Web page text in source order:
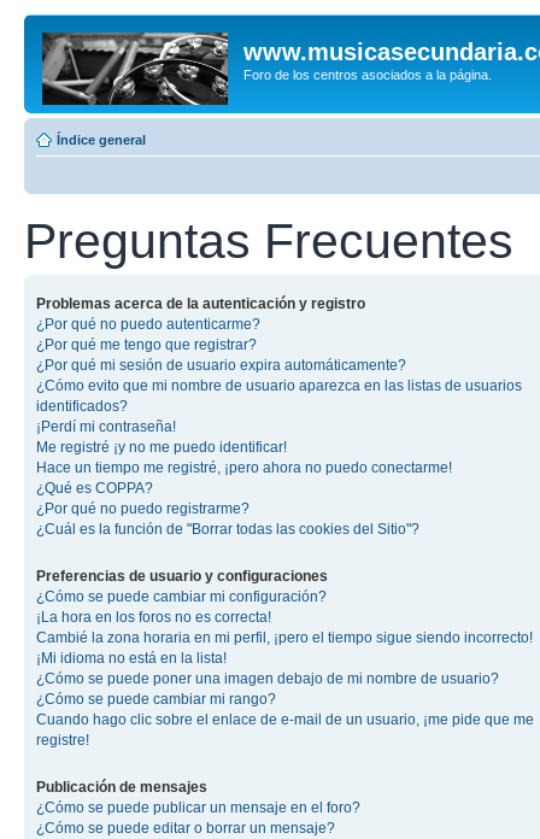
Foro de los centros asociados a la página.
Índice general
Preguntas Frecuentes
Problemas acerca de la autenticación y registro
¿Por qué no puedo autenticarme?
¿Por qué me tengo que registrar?
¿Por qué mi sesión de usuario expira automáticamente?
¿Cómo evito que mi nombre de usuario aparezca en las listas de usuarios
identificados?
¡Perdí mi contraseña!
Me registré ¡y no me puedo identificar!
Hace un tiempo me registré, ¡pero ahora no puedo conectarme!
¿Qué es COPPA?
¿Por qué no puedo registrarme?
¿Cuál es la función de "Borrar todas las cookies del Sitio"?
Preferencias de usuario y configuraciones
¿Cómo se puede cambiar mi configuración?
¡La hora en los foros no es correcta!
Cambié la zona horaria en mi perfil, ¡pero el tiempo sigue siendo incorrecto!
¡Mi idioma no está en la lista!
¿Cómo se puede poner una imagen debajo de mi nombre de usuario?
¿Cómo se puede cambiar mi rango?
Cuando hago clic sobre el enlace de e-mail de un usuario, ¡me pide que me
registre!
Publicación de mensajes
¿Cómo se puede publicar un mensaje en el foro?
¿Cómo se puede editar o borrar un mensaje?